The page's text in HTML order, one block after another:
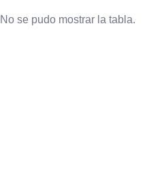
No se pudo mostrar la tabla.